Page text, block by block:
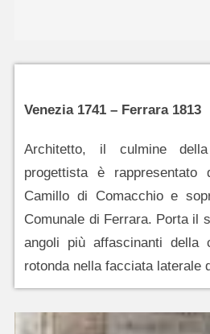
Venezia 1741 – Ferrara 1813
Architetto, il culmine
progettista è rappresentato
Camillo di Comacchio e
Comunale di Ferrara. Porta il
angoli più affascinanti della
rotonda nella facciata laterale